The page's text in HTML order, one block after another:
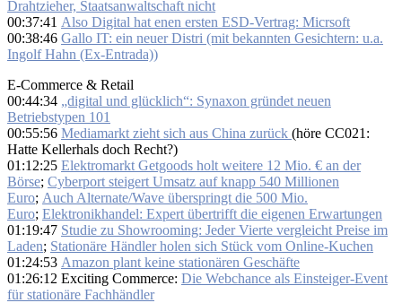
Drahtzieher, Staatsanwaltschaft nicht
00:37:41 Also Digital hat enen ersten ESD-Vertrag: Micrsoft
00:38:46 Gallo IT: ein neuer Distri (mit bekannten Gesichtern: u.a.
Ingolf Hahn (Ex-Entrada))
E-Commerce & Retail
00:44:34 „digital und glücklich“: Synaxon gründet neuen
Betriebstypen 101
00:55:56 Mediamarkt zieht sich aus China zurück (höre CC021:
Hatte Kellerhals doch Recht?)
01:12:25 Elektromarkt Getgoods holt weitere 12 Mio. € an der
Börse; Cyberport steigert Umsatz auf knapp 540 Millionen
Euro; Auch Alternate/Wave überspringt die 500 Mio.
Euro; Elektronikhandel: Expert übertrifft die eigenen Erwartungen
01:19:47 Studie zu Showrooming: Jeder Vierte vergleicht Preise im
Laden; Stationäre Händler holen sich Stück vom Online-Kuchen
01:24:53 Amazon plant keine stationären Geschäfte
01:26:12 Exciting Commerce: Die Webchance als Einsteiger-Event
für stationäre Fachhändler